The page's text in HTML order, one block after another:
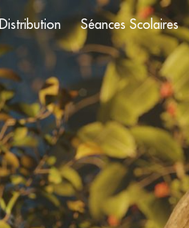
Distribution Séances Scolaires